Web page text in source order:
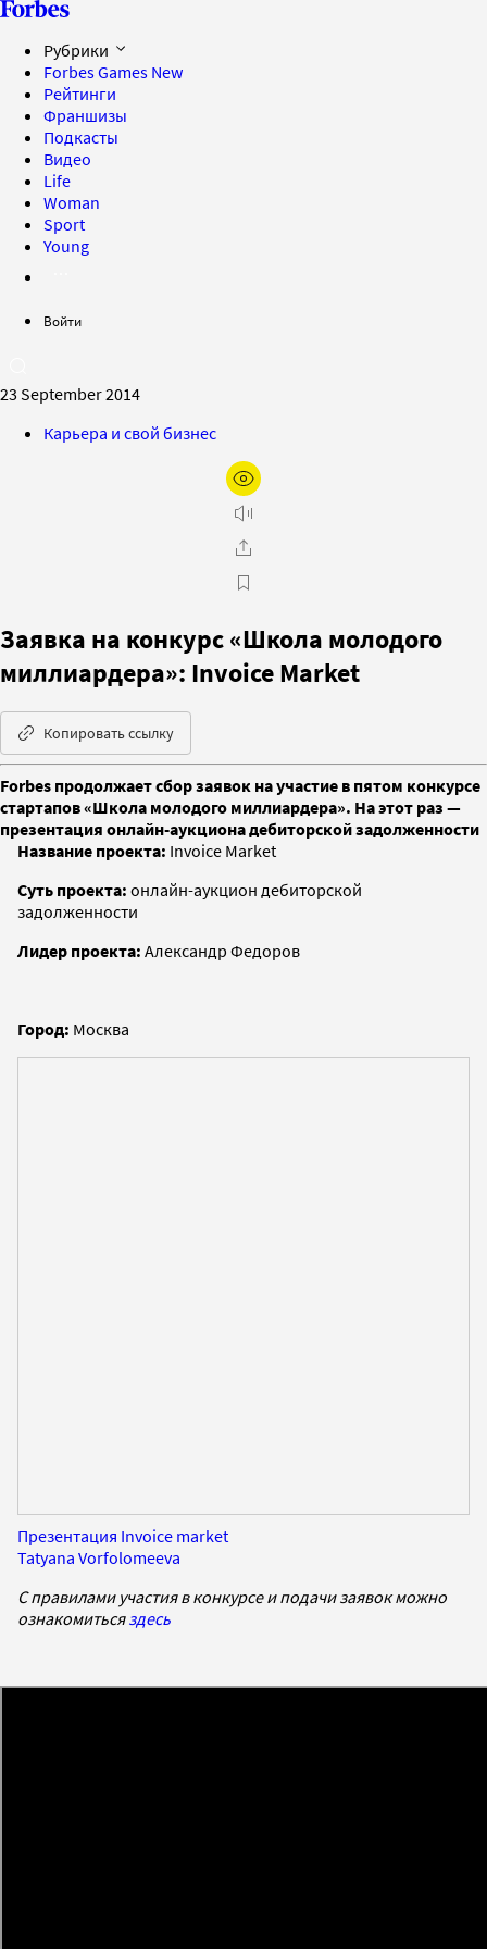
Рубрики
Forbes Games New
Рейтинги
Франшизы
Подкасты
Видео
Life
Woman
Sport
Young
Войти
23 September 2014
Карьера и свой бизнес
Заявка на конкурс «Школа молодого
миллиардера»: Invoice Market
Копировать ссылку
Forbes продолжает сбор заявок на участие в пятом конкурсе
стартапов «Школа молодого миллиардера». На этот раз —
презентация онлайн-аукциона дебиторской задолженности
Название проекта: Invoice Market
Суть проекта: онлайн-аукцион дебиторской
задолженности
Лидер проекта: Александр Федоров
Город: Москва
Презентация Invoice market
Tatyana Vorfolomeeva
С правилами участия в конкурсе и подачи заявок можно
ознакомитьсяздесь